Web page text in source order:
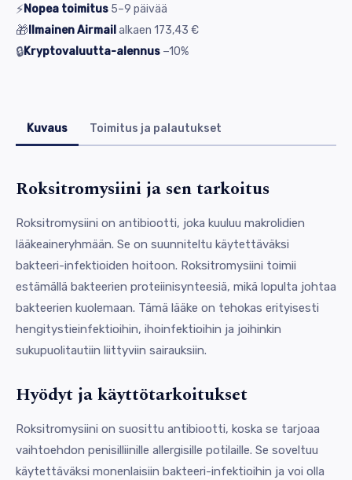
⚡Nopea toimitus 5–9 päivää
🎁Ilmainen Airmailalkaen 173,43 €
🔒Kryptovaluutta-alennus −10%
Kuvaus Toimitus ja palautukset
Roksitromysiini ja sen tarkoitus
Roksitromysiini on antibiootti, joka kuuluu makrolidien
lääkeaineryhmään. Se on suunniteltu käytettäväksi
bakteeri-infektioiden hoitoon. Roksitromysiini toimii
estämällä bakteerien proteiinisynteesiä, mikä lopulta johtaa
bakteerien kuolemaan. Tämä lääke on tehokas erityisesti
hengitystieinfektioihin, ihoinfektioihin ja joihinkin
sukupuolitautiin liittyviin sairauksiin.
Hyödyt ja käyttötarkoitukset
Roksitromysiini on suosittu antibiootti, koska se tarjoaa
vaihtoehdon penisilliinille allergisille potilaille. Se soveltuu
käytettäväksi monenlaisiin bakteeri-infektioihin ja voi olla